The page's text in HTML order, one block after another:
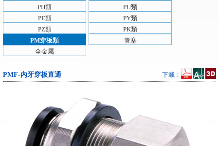
PH類
PU類
PE類
PY類
PZ類
PK類
PM穿板類
管塞
全金屬
PMF-內牙穿板直通 下載：